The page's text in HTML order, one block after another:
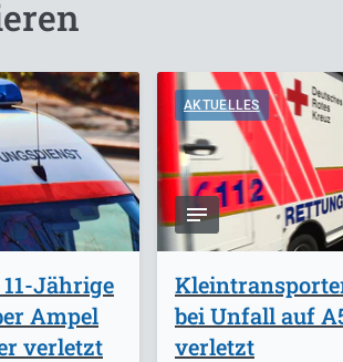
Jährige
Ampel
verletzt
AKTUELLES
bei Unfall auf
verletzt